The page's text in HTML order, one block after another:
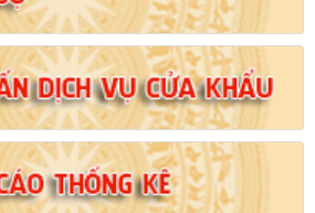
thi hành Luật Đất đai năm 2024)
về giá đất)